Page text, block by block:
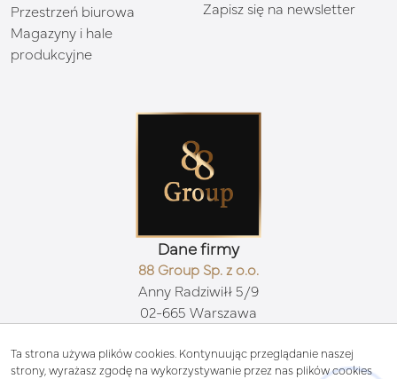
Przestrzeń biurowa
Magazyny i hale
produkcyjne
Zapisz się na newsletter
Dane firmy
88 Group Sp. z o.o.
Anny Radziwiłł 5/9
02-665 Warszawa
biuro@88group.pl
Ta strona używa plików cookies. Kontynuując przeglądanie naszej
strony, wyrażasz zgodę na wykorzystywanie przez nas plików cookies